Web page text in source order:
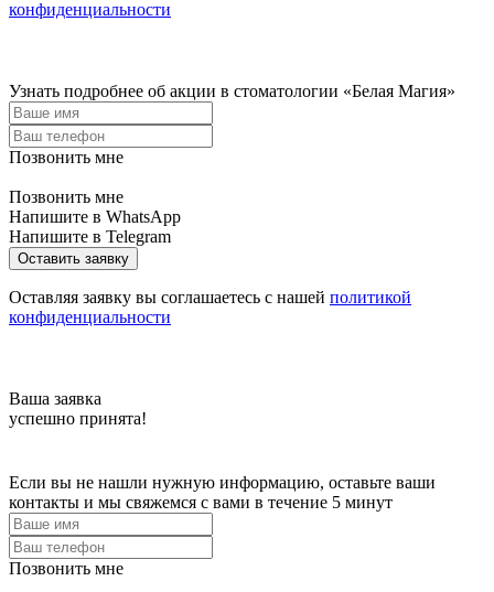
конфиденциальности
Узнать подробнее об акции в стоматологии «Белая Магия»
Позвонить мне
Позвонить мне
Напишите в WhatsApp
Напишите в Telegram
Оставить заявку
Оставляя заявку вы соглашаетесь с нашей политикой
конфиденциальности
Ваша заявка
успешно принята!
Если вы не нашли нужную информацию, оставьте ваши
контакты и мы свяжемся с вами в течение 5 минут
Позвонить мне